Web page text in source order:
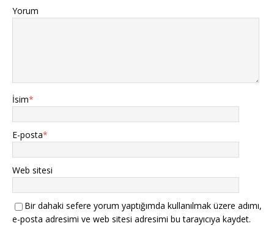
Yorum
İsim*
E-posta*
Web sitesi
Bir dahaki sefere yorum yaptığımda kullanılmak üzere adımı,
e-posta adresimi ve web sitesi adresimi bu tarayıcıya kaydet.